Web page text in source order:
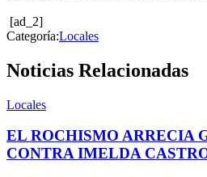
[ad_2]
Categoría:Locales
Noticias Relacionadas
Locales
EL ROCHISMO ARRECIA
CONTRA IMELDA